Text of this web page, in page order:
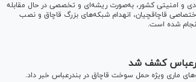
و امنیتی کشور، به‌صورت ریشه‌ای و تخصصی در حال مقابله
قاچاقچیان، انهدام شبکه‌های بزرگ قاچاق و نصب
شده است.
کشف شد
ماری ویژه حمل سوخت قاچاق در بندرعباس خبر داد.